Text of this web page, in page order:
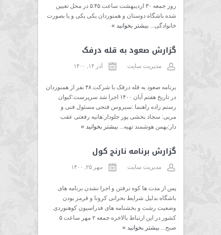
روز جمعه ۳۰ اردیبهشت ساعت ۵:۴۵ در محل تعیین
شده باشگاه دوستان و همنوردان یکی یکی و یا بصورت
خانوادگی...بیشتر بخوانید »
گزارش صعود به قله درفک
مدیریت سایت آذر ۱۴, ۱۴۰۰
برنامه صعود به قله درفک با شرکت ۴۸ نفر از همنوردان
در تاریخ هفتم آبان ۱۴۰۰ اجرا شد سرپرست:کیوان
رستم زاده راهنما :سیروس فتحی مسئول فنی و
مربی: سجاد بخشی پور جلودار:هانیه رفعتی عقب
دار:بهمن هوشمند تهیه...بیشتر بخوانید »
گزارش برنامه نارنج کول
مدیریت سایت مهر ۲۵, ۱۴۰۰
پس از مدت ها کوه نرفتن و اجرا نشدن برنامه های
باشگاه بدلیل شرایط بحرانی کرونا و قرمز بودن
وضعیت رشت و بخشنامه های فدراسیون کوهنوردی
کشور در این ارتباط بالاخره جمعه ۲ مهر ساعت ۵
صبح...بیشتر بخوانید »